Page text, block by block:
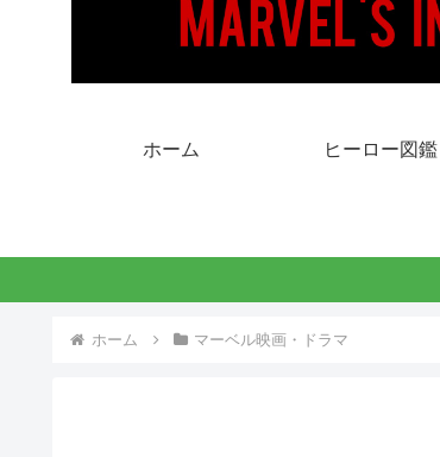
ホーム ヒーロー図鑑
ホーム マーベル映画・ドラマ